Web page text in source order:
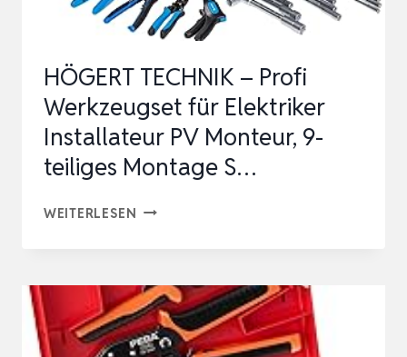
HÖGERT TECHNIK – Profi
Werkzeugset für Elektriker
Installateur PV Monteur, 9-
teiliges Montage S…
WEITERLESEN HÖGERT
PROFI
WERKZEUGSET
FÜR